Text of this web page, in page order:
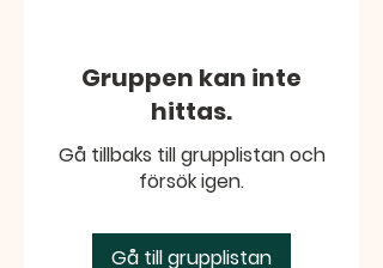
Gruppen kan inte
hittas.
Gå tillbaks till grupplistan och
försök igen.
Gå till grupplistan